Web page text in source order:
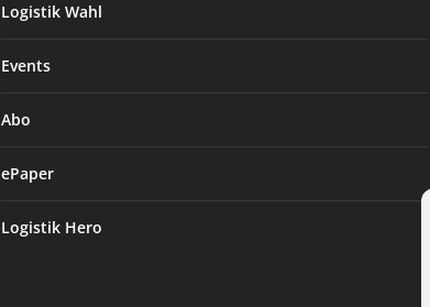
Logistik Wahl
Events
Abo
ePaper
Logistik Hero